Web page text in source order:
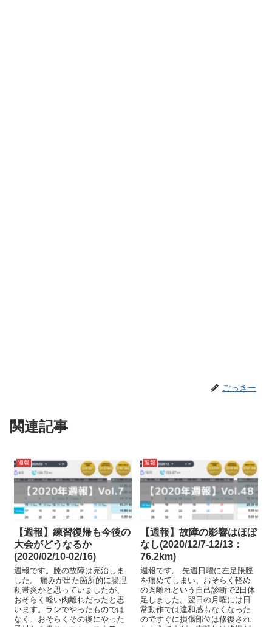
ごっきー
関連記事
週報
【週報】練習復帰も今後の
大会がどうなるか
(2020/02/10-02/16)
週報です。膝の故障は完治しま
した。 痛みが出た箇所的に腸脛
靭帯炎かと思っていましたが、
おそらく軽い肉離れだったと思
います。ランでやったものでは
なく、おそらくその後にやった
子供との鬼ごっこか、スクワッ
週報
【週報】故障の影響はほぼ
なし(2020/12/7-12/13：
76.2km)
週報です。 先週日曜に左足脹脛
を痛めてしまい、おそらく軽め
の肉離れという自己診断で2日休
足しました。翌日の月曜には日
常動作では違和感もなくなった
のですぐに損傷部位は修復され
たようですが、肉離れは修復が